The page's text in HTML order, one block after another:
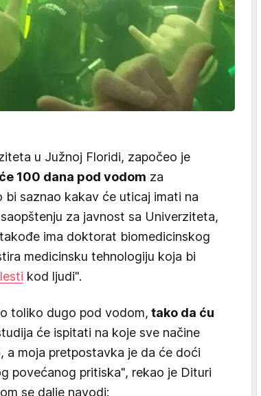
u Južnoj Floridi, započeo je
100 dana pod vodom za
saznao kakav će uticaj imati na
za javnost sa Univerziteta,
ima doktorat biomedicinskog
medicinsku tehnologiju koja bi
kod ljudi".
toliko dugo pod vodom, tako da ću
će ispitati na koje sve načine
a moja pretpostavka je da će doći
povećanog pritiska", rekao je Dituri
se dalje navodi: